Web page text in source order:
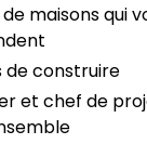
maisons qui
de construire
et chef de